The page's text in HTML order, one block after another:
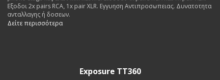
Εξοδοι 2x pairs RCA, 1x pair XLR. Εγγυηση Αντιπροσωπειας. Δυνατοτητα
ανταλλαγης ή δοσεων.
Δείτε περισσότερα
Exposure TT360